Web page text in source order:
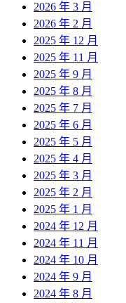
2026 年 3 月
2026 年 2 月
2025 年 12 月
2025 年 11 月
2025 年 9 月
2025 年 8 月
2025 年 7 月
2025 年 6 月
2025 年 5 月
2025 年 4 月
2025 年 3 月
2025 年 2 月
2025 年 1 月
2024 年 12 月
2024 年 11 月
2024 年 10 月
2024 年 9 月
2024 年 8 月